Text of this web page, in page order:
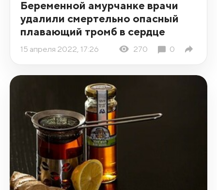
Беременной амурчанке врачи
удалили смертельно опасный
плавающий тромб в сердце
15 апреля 2022, 17:26 270 0